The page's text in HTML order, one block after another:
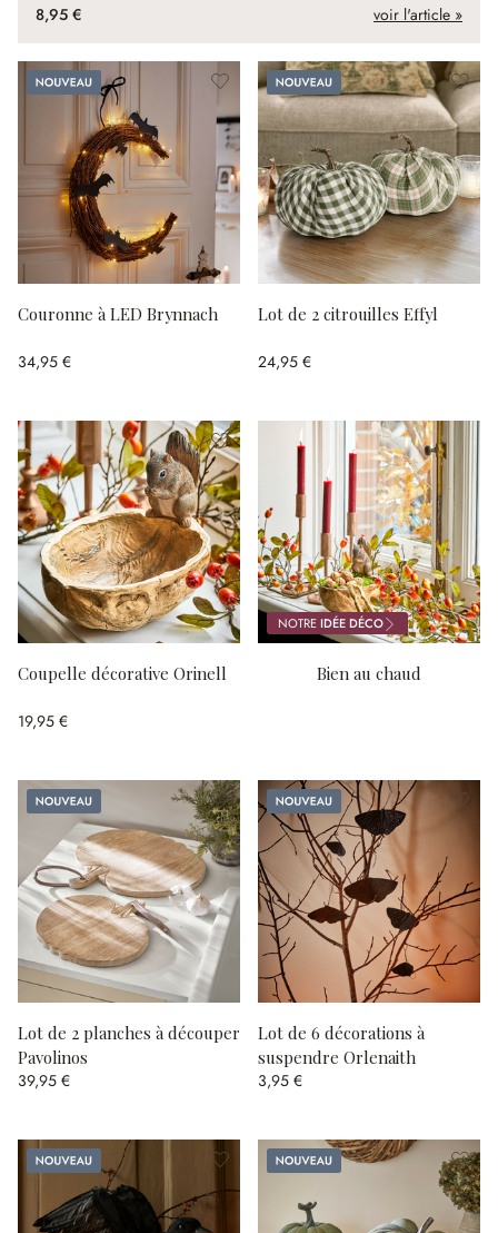
8,95 € voir l'article »
Nouveau
Couronne à LED Brynnach
34,95 €
Nouveau
Lot de 2 citrouilles Effyl
24,95 €
Coupelle décorative Orinell
19,95 €
NOTREIDÉE DÉCO
Bien au chaud
Nouveau
Lot de 2 planches à découper
Pavolinos
39,95 €
Nouveau
Lot de 6 décorations à
suspendre Orlenaith
3,95 €
Nouveau Nouveau